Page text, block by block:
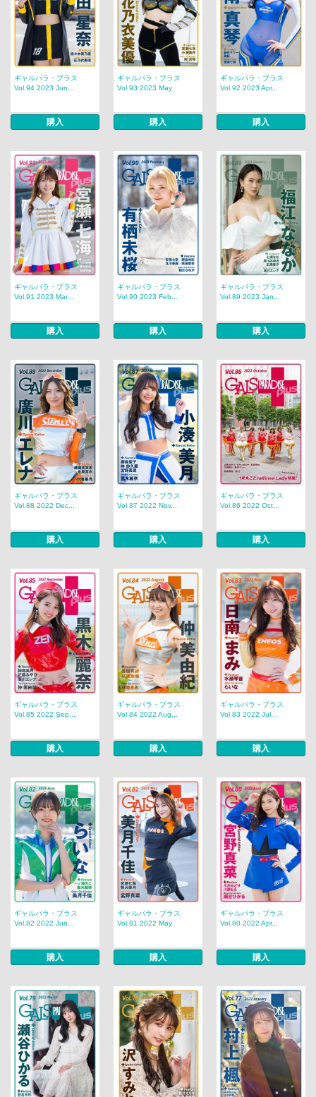
ギャルパラ・プラス
Vol.94 2023 Jun...
購入
ギャルパラ・プラス
Vol.93 2023 May
購入
ギャルパラ・プラス
Vol.92 2023 Apr...
購入
ギャルパラ・プラス
Vol.91 2023 Mar...
購入
ギャルパラ・プラス
Vol.90 2023 Feb...
購入
ギャルパラ・プラス
Vol.89 2023 Jan...
購入
ギャルパラ・プラス
Vol.88 2022 Dec...
購入
ギャルパラ・プラス
Vol.87 2022 Nov...
購入
ギャルパラ・プラス
Vol.86 2022 Oct...
購入
ギャルパラ・プラス
Vol.85 2022 Sep...
購入
ギャルパラ・プラス
Vol.84 2022 Aug...
購入
ギャルパラ・プラス
Vol.83 2022 Jul...
購入
ギャルパラ・プラス
Vol.82 2022 Jun...
購入
ギャルパラ・プラス
Vol.81 2022 May
購入
ギャルパラ・プラス
Vol.80 2022 Apr...
購入